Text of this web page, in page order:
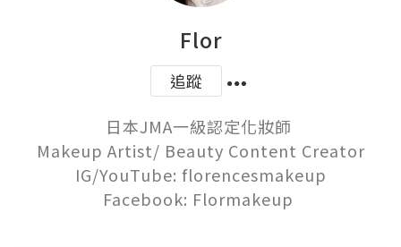
Flor
追蹤
日本JMA一級認定化妝師
Makeup Artist/ Beauty Content Creator
IG/YouTube: florencesmakeup
Facebook: Flormakeup